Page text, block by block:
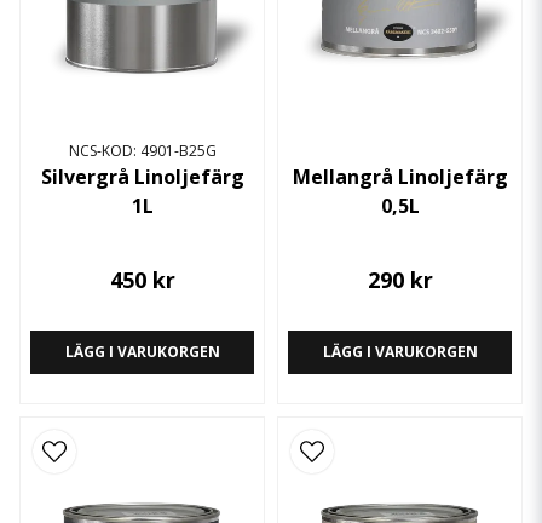
NCS-KOD: 4901-B25G
Silvergrå Linoljefärg
1L
450 kr
LÄGG I VARUKORGEN
Mellangrå Linoljefärg
0,5L
290 kr
LÄGG I VARUKORGEN